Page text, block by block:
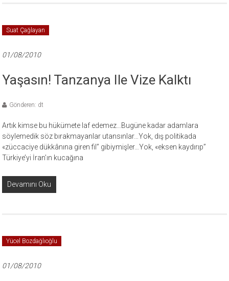
Suat Çağlayan
01/08/2010
Yaşasın! Tanzanya Ile Vize Kalktı
Gönderen: dt
Artık kimse bu hükümete laf edemez…Bugüne kadar adamlara
söylemedik söz bırakmayanlar utansınlar…Yok, dış politikada
«züccaciye dükkânına giren fil” gibiymişler…Yok, «eksen kaydırıp”
Türkiye’yi İran’ın kucağına
Devamını Oku
Yücel Bozdağlıoğlu
01/08/2010